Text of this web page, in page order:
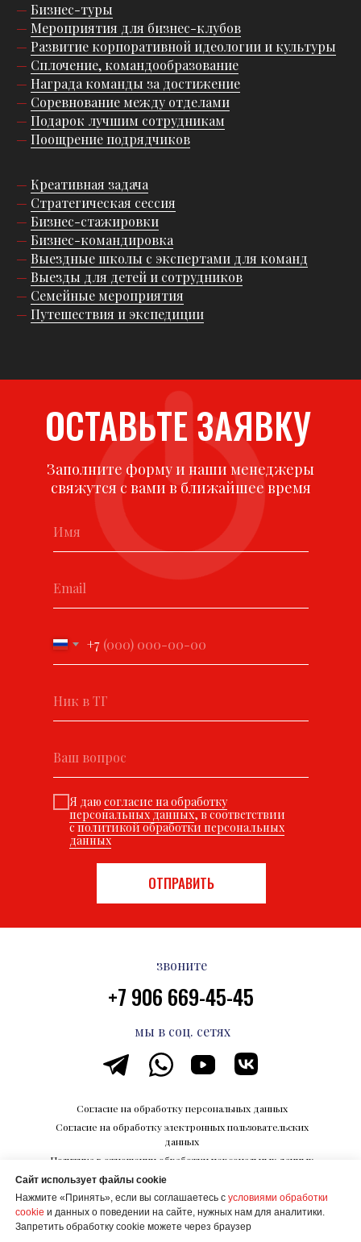
— Бизнес-туры
— Мероприятия для бизнес-клубов
— Развитие корпоративной идеологии и культуры
— Сплочение, командообразование
— Награда команды за достижение
— Соревнование между отделами
— Подарок лучшим сотрудникам
— Поощрение подрядчиков
— Креативная задача
— Стратегическая сессия
— Бизнес-стажировки
— Бизнес-командировка
— Выездные школы с экспертами для команд
— Выезды для детей и сотрудников
— Семейные мероприятия
— Путешествия и экспедиции
ОСТАВЬТЕ ЗАЯВКУ
Заполните форму и наши менеджеры
свяжутся с вами в ближайшее время
+7
Я даю согласие на обработку
персональных данных, в соответствии
сполитикой обработки персональных
данных
ОТПРАВИТЬ
© ООО "КОРПОРАЦИИ БУДУЩЕГО"
ИНН 6700027506
звоните
+7 906 669-45-45
Каталог впечатлений на Razvedka.World
Политика в отношении обработки персональных данных
Согласие на обработку электронных пользовательских
данных
Согласие на обработку персональных данных
мы в соц. сетях
Сайт использует файлы cookie
Нажмите «Принять», если вы соглашаетесь с условиями обработки
cookie и данных о поведении на сайте, нужных нам для аналитики.
Запретить обработку cookie можете через браузер